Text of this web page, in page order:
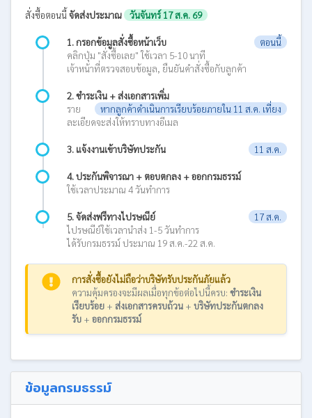
สั่งซื้อตอนนี้จัดส่งประมาณ วันจันทร์ 17 ส.ค. 69
1. กรอกข้อมูลสั่งซื้อหน้าเว็บ
ตอนนี้
คลิกปุ่ม "สั่งซื้อเลย" ใช้เวลา 5-10 นาที
เจ้าหน้าที่ตรวจสอบข้อมูล, ยืนยันคำสั่งซื้อกับลูกค้า
2. ชำระเงิน + ส่งเอกสารเพิ่ม
หากลูกค้าดำเนินการเรียบร้อยภายใน 11 ส.ค. เที่ยง
ราย
ละเอียดจะส่งให้ทราบทางอีเมล
3. แจ้งงานเข้าบริษัทประกัน 11 ส.ค.
4. ประกันพิจารณา + ตอบตกลง + ออกกรมธรรม์
ใช้เวลาประมาณ 4 วันทำการ
5. จัดส่งฟรีทางไปรษณีย์
17 ส.ค.
ไปรษณีย์ใช้เวลานำส่ง 1-5 วันทำการ
ได้รับกรมธรรม์ ประมาณ 19 ส.ค.-22 ส.ค.
การสั่งซื้อยังไม่ถือว่าบริษัทรับประกันภัยแล้ว
ความคุ้มครองจะมีผลเมื่อทุกข้อต่อไปนี้ครบ: ชำระเงิน
เรียบร้อย+ ส่งเอกสารครบถ้วน+ บริษัทประกันตกลง
รับ+ ออกกรมธรรม์
ข้อมูลกรมธรรม์